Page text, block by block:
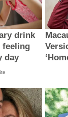
drink
feeling
day